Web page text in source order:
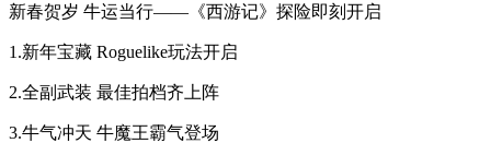
新春贺岁 牛运当行——《西游记》探险即刻开启
1.新年宝藏 Roguelike玩法开启
2.全副武装 最佳拍档齐上阵
3.牛气冲天 牛魔王霸气登场